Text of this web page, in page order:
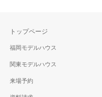
トップページ
福岡モデルハウス
関東モデルハウス
来場予約